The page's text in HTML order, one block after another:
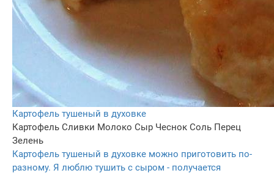
Картофель тушеный в духовке
Картофель Сливки Молоко Сыр Чеснок Соль Перец
Зелень
Картофель тушеный в духовке можно приготовить по-
разному. Я люблю тушить с сыром - получается